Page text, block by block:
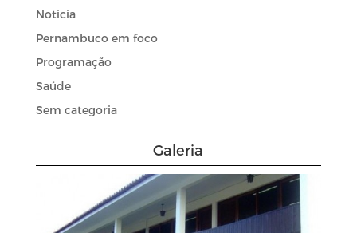
Noticia
Pernambuco em foco
Programação
Saúde
Sem categoria
Galeria